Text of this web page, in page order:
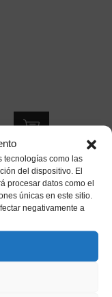
tecnologías como las
del dispositivo. El
procesar datos como el
únicas en este sitio.
negativamente a